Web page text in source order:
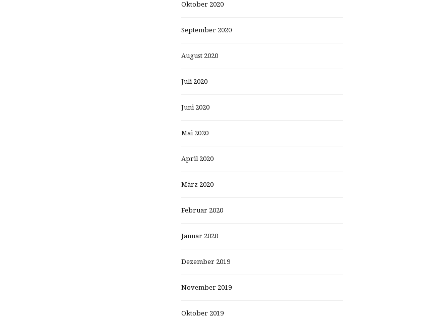
Oktober 2020
September 2020
August 2020
Juli 2020
Juni 2020
Mai 2020
April 2020
März 2020
Februar 2020
Januar 2020
Dezember 2019
November 2019
Oktober 2019